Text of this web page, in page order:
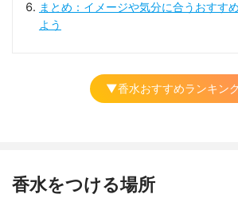
まとめ：イメージや気分に合うおすす
よう
▼香水おすすめランキン
香水をつける場所